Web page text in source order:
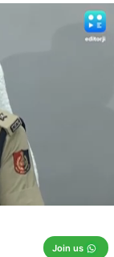
Join us